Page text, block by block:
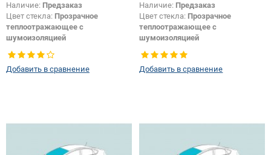
Наличие: Предзаказ
Цвет стекла: Прозрачное
теплоотражающее с
шумоизоляцией
Изменение камеры +
особенностей + шелкографии +
крепления зеркала:Да
Добавить в сравнение
Наличие: Предзаказ
Цвет стекла: Прозрачное
теплоотражающее с
шумоизоляцией
Изменение датчика +
шелкографии:
Добавить в сравнение